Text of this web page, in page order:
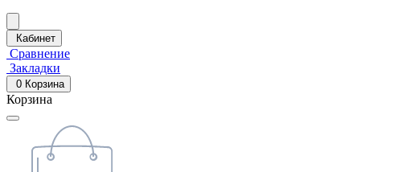
Кабинет
Сравнение
Закладки
0 Корзина
Корзина